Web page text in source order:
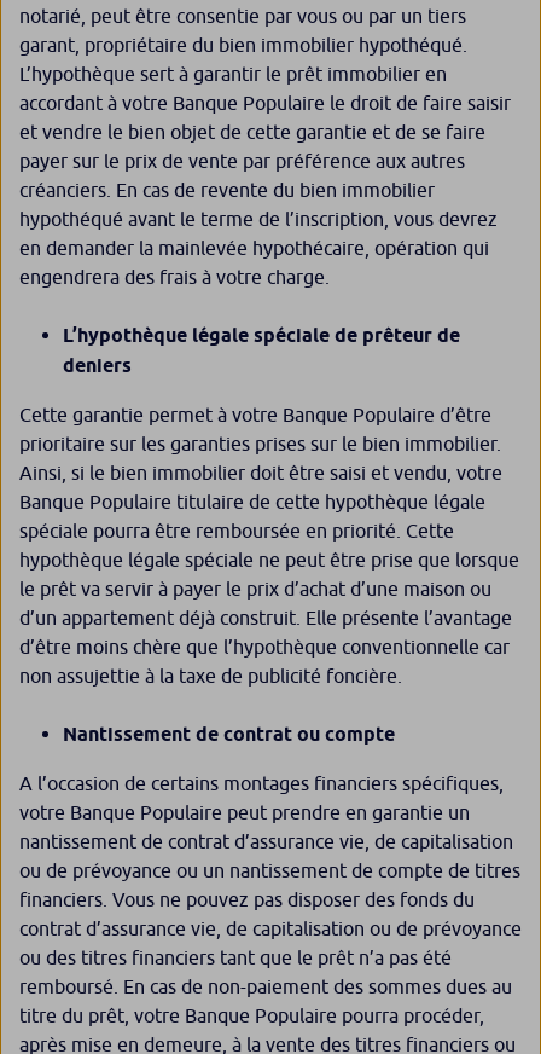
notarié, peut être consentie par vous ou par un tiers
garant, propriétaire du bien immobilier hypothéqué.
L’hypothèque sert à garantir le prêt immobilier en
accordant à votre Banque Populaire le droit de faire saisir
et vendre le bien objet de cette garantie et de se faire
payer sur le prix de vente par préférence aux autres
créanciers. En cas de revente du bien immobilier
hypothéqué avant le terme de l’inscription, vous devrez
en demander la mainlevée hypothécaire, opération qui
engendrera des frais à votre charge.
L’hypothèque légale spéciale de prêteur de
deniers
Cette garantie permet à votre Banque Populaire d’être
prioritaire sur les garanties prises sur le bien immobilier.
Ainsi, si le bien immobilier doit être saisi et vendu, votre
Banque Populaire titulaire de cette hypothèque légale
spéciale pourra être remboursée en priorité. Cette
hypothèque légale spéciale ne peut être prise que lorsque
le prêt va servir à payer le prix d’achat d’une maison ou
d’un appartement déjà construit. Elle présente l’avantage
d’être moins chère que l’hypothèque conventionnelle car
non assujettie à la taxe de publicité foncière.
Nantissement de contrat ou compte
A l’occasion de certains montages financiers spécifiques,
votre Banque Populaire peut prendre en garantie un
nantissement de contrat d’assurance vie, de capitalisation
ou de prévoyance ou un nantissement de compte de titres
financiers. Vous ne pouvez pas disposer des fonds du
contrat d’assurance vie, de capitalisation ou de prévoyance
ou des titres financiers tant que le prêt n’a pas été
remboursé. En cas de non-paiement des sommes dues au
titre du prêt, votre Banque Populaire pourra procéder,
après mise en demeure, à la vente des titres financiers ou